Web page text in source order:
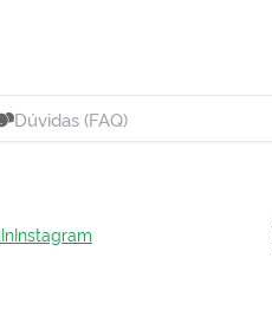
Dúvidas (FAQ)
Instagram